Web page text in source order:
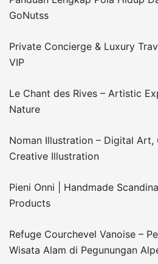
GoNutss
Private Concierge & Luxury
VIP
Le Chant des Rives – Artistic
Nature
Noman Illustration – Digital Art,
Creative Illustration
Pieni Onni | Handmade
Products
Refuge Courchevel Vanoise –
Wisata Alam di Pegunungan